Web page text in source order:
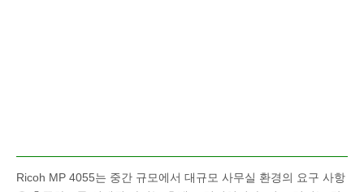
Ricoh MP 4055는 중간 규모에서 대규모 사무실 환경의 요구 사항